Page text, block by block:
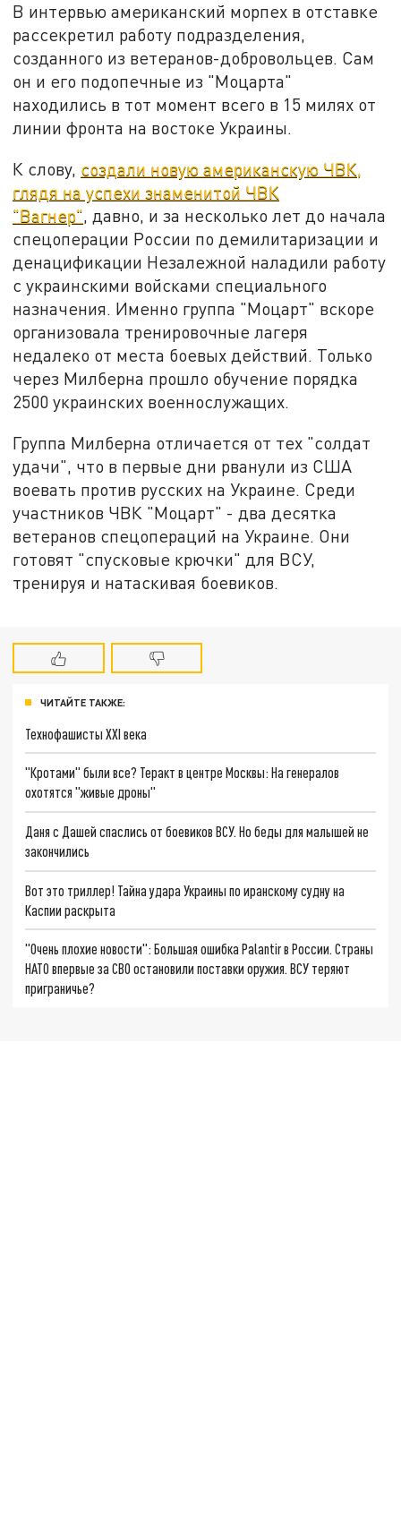
В интервью американский морпех в отставке
рассекретил работу подразделения,
созданного из ветеранов-добровольцев. Сам
он и его подопечные из "Моцарта"
находились в тот момент всего в 15 милях от
линии фронта на востоке Украины.
К слову, создали новую американскую ЧВК,
глядя на успехи знаменитой ЧВК
"Вагнер", давно, и за несколько лет до начала
спецоперации России по демилитаризации и
денацификации Незалежной наладили работу
с украинскими войсками специального
назначения. Именно группа "Моцарт" вскоре
организовала тренировочные лагеря
недалеко от места боевых действий. Только
через Милберна прошло обучение порядка
2500 украинских военнослужащих.
Группа Милберна отличается от тех "солдат
удачи", что в первые дни рванули из США
воевать против русских на Украине. Среди
участников ЧВК "Моцарт" - два десятка
ветеранов спецопераций на Украине. Они
готовят "спусковые крючки" для ВСУ,
тренируя и натаскивая боевиков.
ЧИТАЙТЕ ТАКЖЕ:
Технофашисты XXI века
"Кротами" были все? Теракт в центре Москвы: На генералов
охотятся "живые дроны"
Даня с Дашей спаслись от боевиков ВСУ. Но беды для малышей не
закончились
Вот это триллер! Тайна удара Украины по иранскому судну на
Каспии раскрыта
"Очень плохие новости": Большая ошибка Palantir в России. Страны
НАТО впервые за СВО остановили поставки оружия. ВСУ теряют
приграничье?